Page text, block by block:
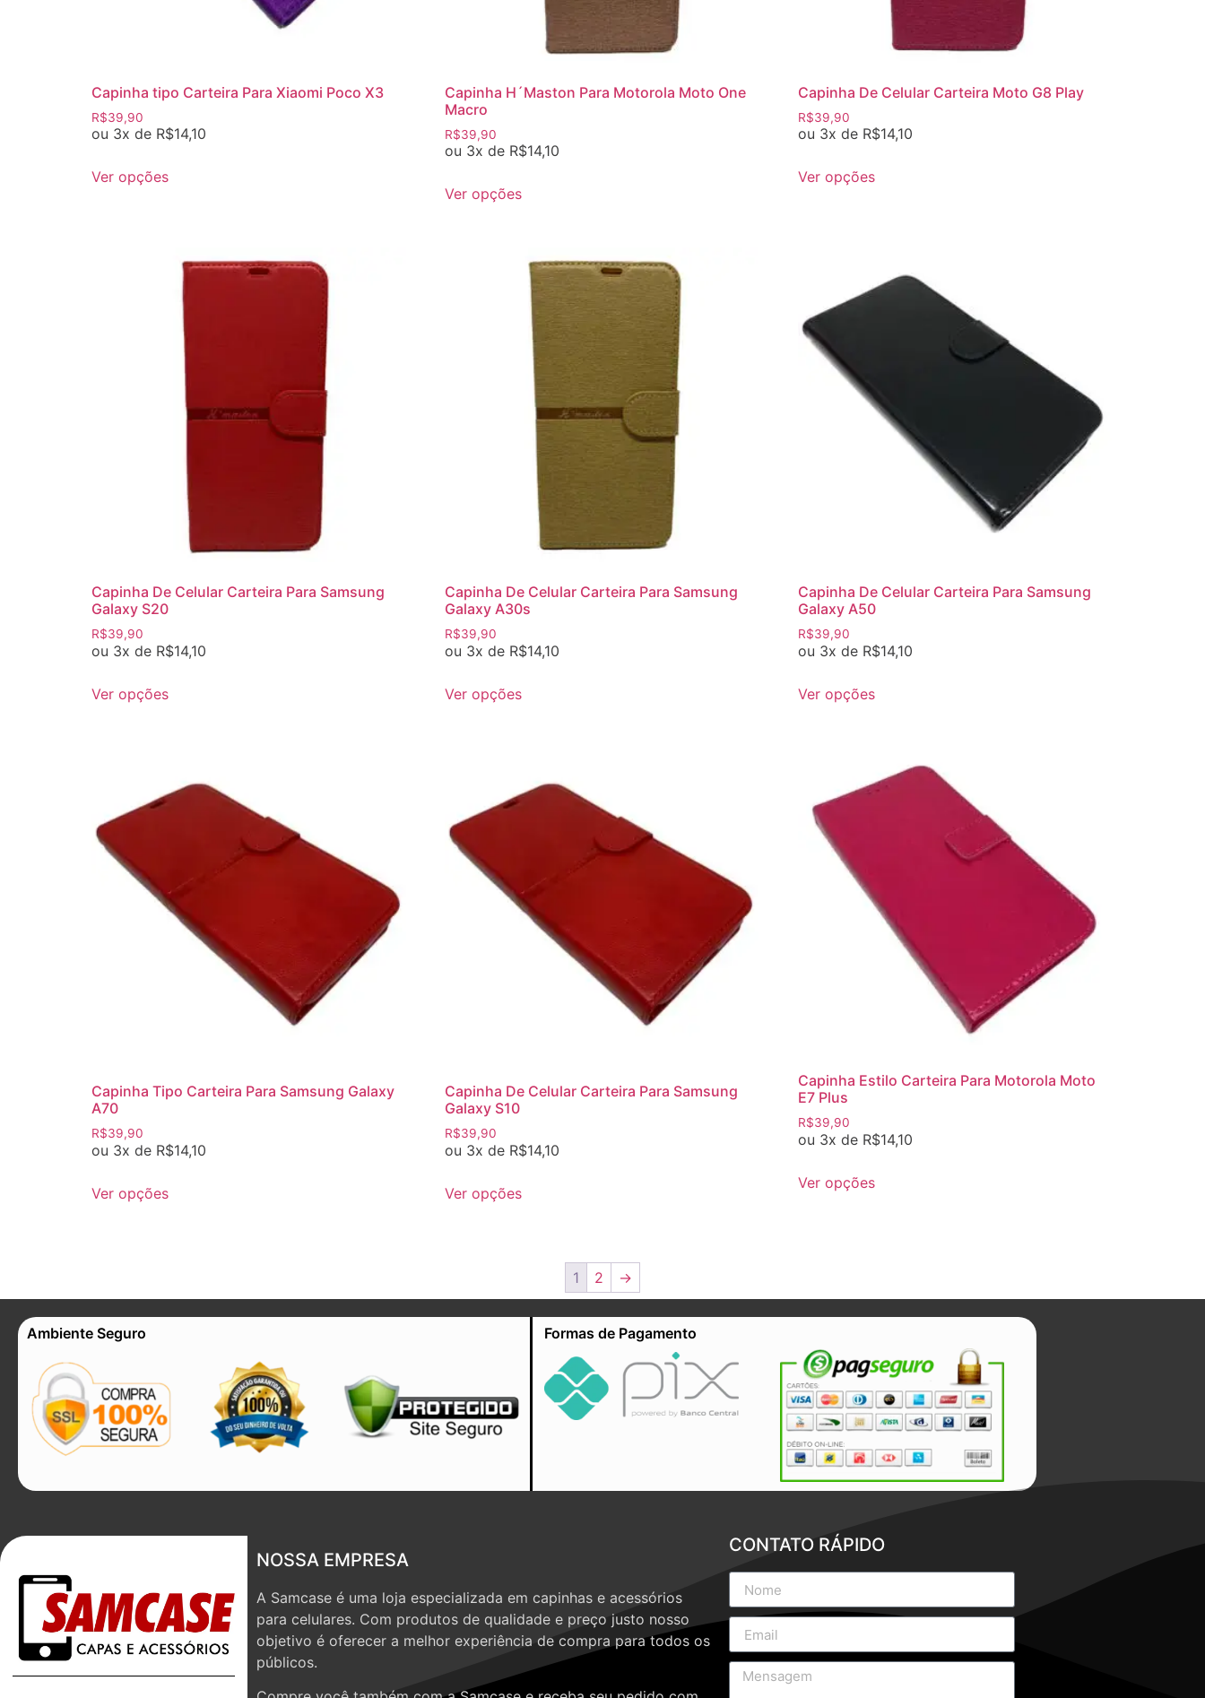
Capinha tipo Carteira Para Xiaomi Poco X3
R$39,90
ou 3x de R$14,10
Ver opções
Capinha H´Maston Para Motorola Moto One
Macro
R$39,90
ou 3x de R$14,10
Ver opções
Capinha De Celular Carteira Moto G8 Play
R$39,90
ou 3x de R$14,10
Ver opções
Capinha De Celular Carteira Para Samsung
Galaxy S20
R$39,90
ou 3x de R$14,10
Ver opções
Capinha De Celular Carteira Para Samsung
Galaxy A30s
R$39,90
ou 3x de R$14,10
Ver opções
Capinha De Celular Carteira Para Samsung
Galaxy A50
R$39,90
ou 3x de R$14,10
Ver opções
Capinha Tipo Carteira Para Samsung Galaxy
A70
R$39,90
ou 3x de R$14,10
Ver opções
Capinha De Celular Carteira Para Samsung
Galaxy S10
R$39,90
ou 3x de R$14,10
Ver opções
Capinha Estilo Carteira Para Motorola Moto
E7 Plus
R$39,90
ou 3x de R$14,10
Ver opções
1 2 →
Ambiente Seguro Formas de Pagamento
NOSSA EMPRESA
A Samcase é uma loja especializada em capinhas e acessórios
para celulares. Com produtos de qualidade e preço justo nosso
objetivo é oferecer a melhor experiência de compra para todos os
públicos.
CONTATO RÁPIDO